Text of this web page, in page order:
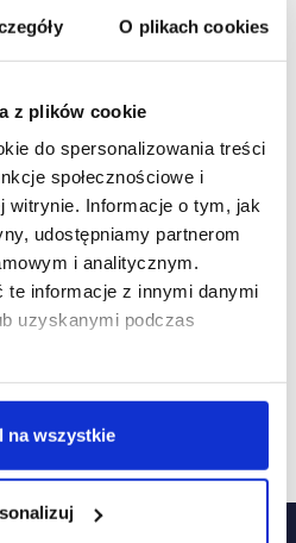
O plikach cookies
z plików cookie
do spersonalizowania treści
społecznościowe i
witrynie. Informacje o tym, jak
udostępniamy partnerom
i analitycznym.
te informacje z innymi danymi
uzyskanymi podczas
na wszystkie
creators rentcon
powstanie nowy park
ulicy Wincentego
r. Inwestorem projektu